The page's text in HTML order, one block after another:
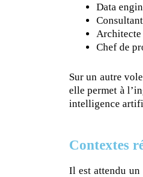
Data
Architecte
Chef de
Sur un autre
elle permet à
intelligence
Contextes
Il est attendu un